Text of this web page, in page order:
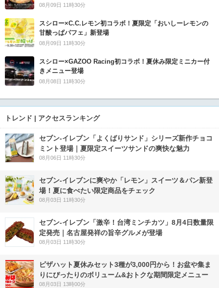
08月09日 11時30分
スシロー×C.C.レモン初コラボ！夏限定「おいしーレモンの
甘酸っぱパフェ」新登場
08月09日 11時30分
スシロー×GAZOO Racing初コラボ！夏休み限定ミニカー付
きメニュー登場
08月08日 11時30分
トレンド | アクセスランキング
セブン‐イレブン「よくばりサンド」シリーズ新作チョコ
ミント登場｜夏限定スイーツサンドの爽快な魅力
08月06日 11時30分
セブン‐イレブンに爽やか「レモン」スイーツ＆パン新登
場！夏に食べたい限定商品をチェック
08月03日 11時30分
セブン-イレブン「激辛！台湾ミンチカツ」8月4日数量限
定発売｜名古屋発祥の旨辛グルメが登場
08月03日 11時30分
ピザハット夏休みセット3種が3,000円から！お盆や集ま
りにぴったりのボリューム&おトクな期間限定メニュー
08月03日 13時00分